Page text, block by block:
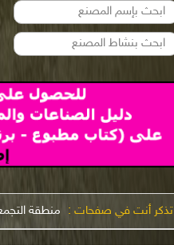
تذكر أنت في صفحات : منطقة